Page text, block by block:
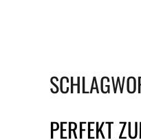
PERFEKT